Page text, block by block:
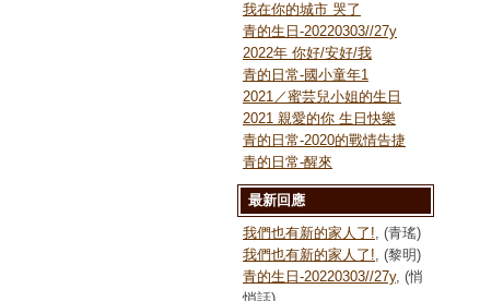
我在你的城市 哭了
青的生日-20220303//27y
2022年 你好/安好/我
青的日常-國小童年1
2021／蜜芸兒小姐的生日
2021 親愛的你 生日快樂
青的日常-2020的戰情告捷
青的日常-醒來
最新回應
我們也有新的家人了! , (青瑤)
我們也有新的家人了! , (黎明)
青的生日-20220303//27y, (悄